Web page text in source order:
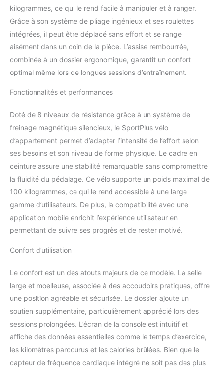
adaptées permettent un
La selle souple de haute
qualité et confortable
offre un confort maximal,
même lors de séances
MAGNETIQUE EXTREME
magnétique très
silencieux qui permet un
entraînement cardio fluide
et silencieux. Grâce à ses
le vélo d'entraînement
peut être adapté aux
exigences individuelles.
SÉCURITÉ &
d'appartement sont
soumis à une série de
une stabilité optimales.
Nous tenons compte de
tous les groupes cibles,
les seniors et les
utilisateurs avancés.
COMPUTATEUR AVEC
CONNEXION SANS FIL -
avec l'entraînement avec
kilogrammes, ce qui le rend facile à manipuler et à ranger.
Grâce à son système de pliage ingénieux et ses roulettes
intégrées, il peut être déplacé sans effort et se range
aisément dans un coin de la pièce. L’assise rembourrée,
combinée à un dossier ergonomique, garantit un confort
optimal même lors de longues sessions d’entraînement.
Fonctionnalités et performances
Doté de 8 niveaux de résistance grâce à un système de
freinage magnétique silencieux, le SportPlus vélo
d’appartement permet d’adapter l’intensité de l’effort selon
ses besoins et son niveau de forme physique. Le cadre en
ceinture assure une stabilité remarquable sans compromettre
la fluidité du pédalage. Ce vélo supporte un poids maximal de
100 kilogrammes, ce qui le rend accessible à une large
gamme d’utilisateurs. De plus, la compatibilité avec une
application mobile enrichit l’expérience utilisateur en
permettant de suivre ses progrès et de rester motivé.
Confort d’utilisation
Le confort est un des atouts majeurs de ce modèle. La selle
large et moelleuse, associée à des accoudoirs pratiques, offre
une position agréable et sécurisée. Le dossier ajoute un
soutien supplémentaire, particulièrement apprécié lors des
sessions prolongées. L’écran de la console est intuitif et
affiche des données essentielles comme le temps d’exercice,
les kilomètres parcourus et les calories brûlées. Bien que le
capteur de fréquence cardiaque intégré ne soit pas des plus